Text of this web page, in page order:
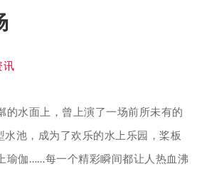
讯
的水面上，曾上演了一场前所未有的
水池，成为了欢乐的水上乐园，桨板
瑜伽……每一个精彩瞬间都让人热血沸